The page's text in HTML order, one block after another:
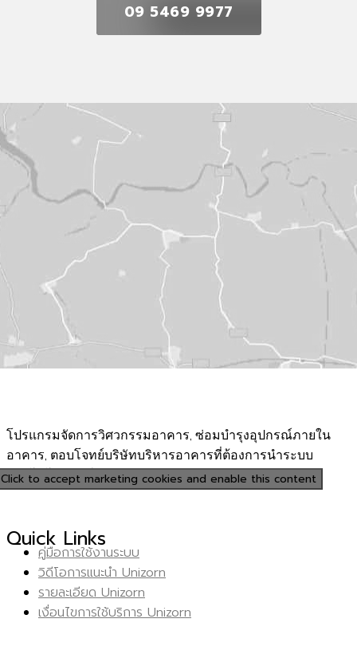
09 5469 9977
Click to accept marketing cookies and enable this content
โปรแกรมจัดการวิศวกรรมอาคาร, ซ่อมบำรุงอุปกรณ์ภายใน
อาคาร, ตอบโจทย์บริษัทบริหารอาคารที่ต้องการนำระบบ
เทคโนโลยีช่วยในการบริหารจัดการ แบบมืออาชีพ
Quick Links
คู่มือการใช้งานระบบ
วิดีโอการแนะนำ Unizorn
รายละเอียด Unizorn
เงื่อนไขการใช้บริการ Unizorn